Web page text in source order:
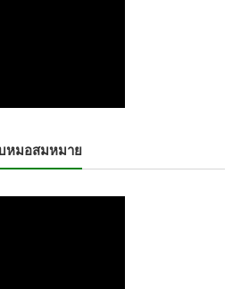
หมอสมหมาย